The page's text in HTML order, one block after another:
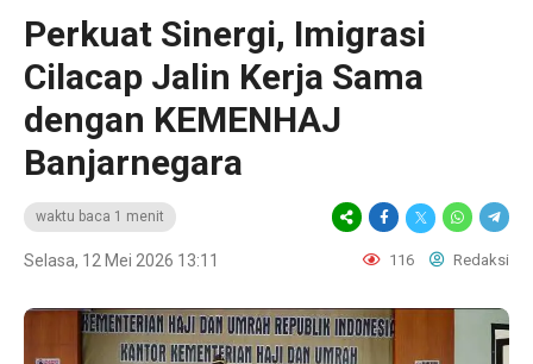
Perkuat Sinergi, Imigrasi
Cilacap Jalin Kerja Sama
dengan KEMENHAJ
Banjarnegara
waktu baca 1 menit
Selasa, 12 Mei 2026 13:11 116 Redaksi